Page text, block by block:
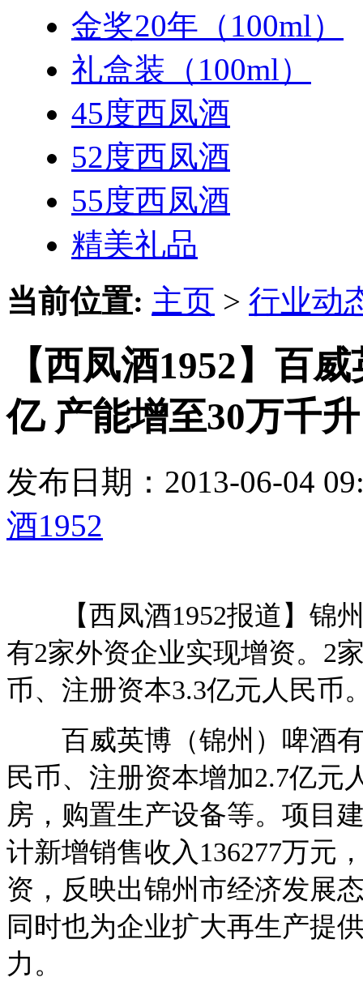
金奖20年（100ml）
礼盒装（100ml）
45度西凤酒
52度西凤酒
55度西凤酒
精美礼品
当前位置: 主页 > 行业动
【西凤酒1952】百
亿 产能增至30万千升
发布日期：2013-06-04
酒1952
【西凤酒1952报道】锦州
有2家外资企业实现增资。2
币、注册资本3.3亿元人民币
百威英博（锦州）啤酒有
民币、注册资本增加2.7亿元
房，购置生产设备等。项目
计新增销售收入136277万元
资，反映出锦州市经济发展
同时也为企业扩大再生产提
力。